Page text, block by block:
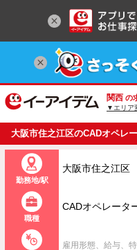
関西 の
▼エリア
大阪市住之江区のCADオペレ
ート
勤務地/駅
大阪市住之江区
職種
CADオペレータ
雇用形態、給与、